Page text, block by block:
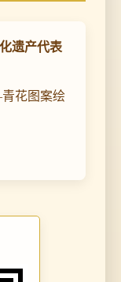
遗产代表
花图案绘